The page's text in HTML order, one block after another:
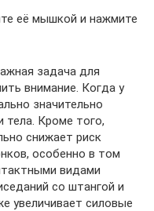
её мышкой и нажмите
задача для
внимание. Когда у
значительно
тела. Кроме того,
снижает риск
особенно в том
видами
со штангой и
увеличивает силовые